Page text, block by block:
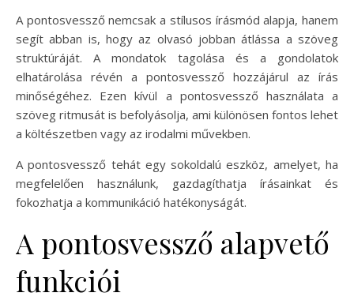
A pontosvessző nemcsak a stílusos írásmód alapja, hanem
segít abban is, hogy az olvasó jobban átlássa a szöveg
struktúráját. A mondatok tagolása és a gondolatok
elhatárolása révén a pontosvessző hozzájárul az írás
minőségéhez. Ezen kívül a pontosvessző használata a
szöveg ritmusát is befolyásolja, ami különösen fontos lehet
a költészetben vagy az irodalmi művekben.
A pontosvessző tehát egy sokoldalú eszköz, amelyet, ha
megfelelően használunk, gazdagíthatja írásainkat és
fokozhatja a kommunikáció hatékonyságát.
A pontosvessző alapvető
funkciói